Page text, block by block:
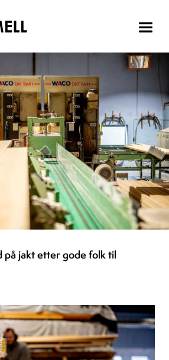
på jakt etter gode folk til